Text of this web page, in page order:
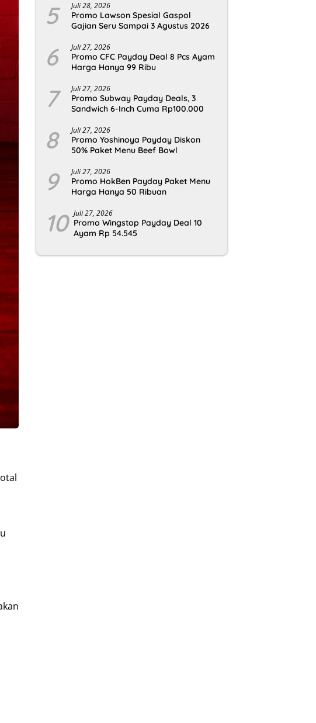
5 Juli 28, 2026
Promo Lawson Spesial Gaspol
Gajian Seru Sampai 3 Agustus 2026
6 Juli 27, 2026
Promo CFC Payday Deal 8 Pcs Ayam
Harga Hanya 99 Ribu
7 Juli 27, 2026
Promo Subway Payday Deals, 3
Sandwich 6-Inch Cuma Rp100.000
8 Juli 27, 2026
Promo Yoshinoya Payday Diskon
50% Paket Menu Beef Bowl
9 Juli 27, 2026
Promo HokBen Payday Paket Menu
Harga Hanya 50 Ribuan
10 Juli 27, 2026
Promo Wingstop Payday Deal 10
Ayam Rp 54.545